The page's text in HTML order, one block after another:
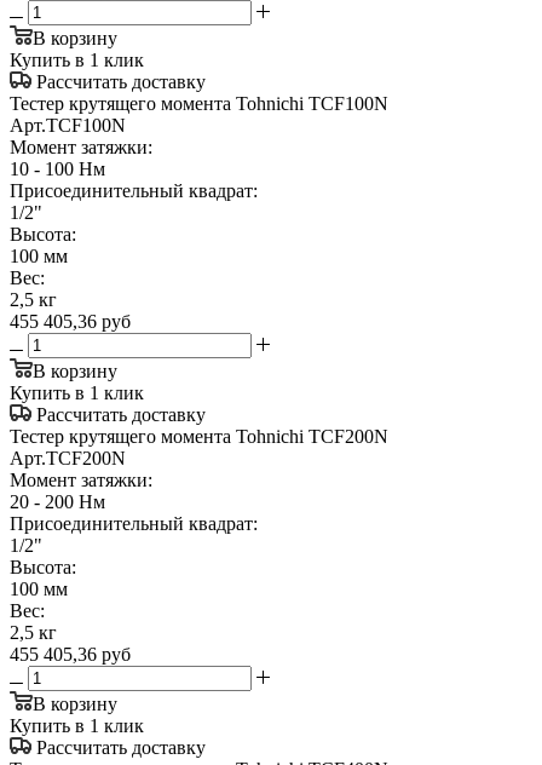
В корзину
Купить в 1 клик
Рассчитать доставку
Тестер крутящего момента Tohnichi TCF100N
Арт.TCF100N
Момент затяжки:
10 - 100 Нм
Присоединительный квадрат:
1/2"
Высота:
100 мм
Вес:
2,5 кг
455 405,36 руб
В корзину
Купить в 1 клик
Рассчитать доставку
Тестер крутящего момента Tohnichi TCF200N
Арт.TCF200N
Момент затяжки:
20 - 200 Нм
Присоединительный квадрат:
1/2"
Высота:
100 мм
Вес:
2,5 кг
455 405,36 руб
В корзину
Купить в 1 клик
Рассчитать доставку